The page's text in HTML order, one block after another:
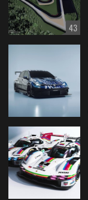
43